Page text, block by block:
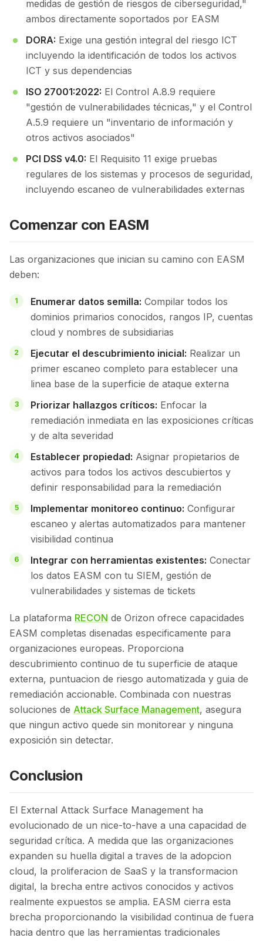
medidas de gestión de riesgos de ciberseguridad,"
ambos directamente soportados por EASM
DORA: Exige una gestión integral del riesgo ICT
incluyendo la identificación de todos los activos
ICT y sus dependencias
ISO 27001:2022: El Control A.8.9 requiere
"gestión de vulnerabilidades técnicas," y el Control
A.5.9 requiere un "inventario de información y
otros activos asociados"
PCI DSS v4.0: El Requisito 11 exige pruebas
regulares de los sistemas y procesos de seguridad,
incluyendo escaneo de vulnerabilidades externas
Comenzar con EASM
Las organizaciones que inician su camino con EASM
deben:
Enumerar datos semilla: Compilar todos los
dominios primarios conocidos, rangos IP, cuentas
cloud y nombres de subsidiarias
Ejecutar el descubrimiento inicial: Realizar un
primer escaneo completo para establecer una
linea base de la superficie de ataque externa
Priorizar hallazgos críticos: Enfocar la
remediación inmediata en las exposiciones críticas
y de alta severidad
Establecer propiedad: Asignar propietarios de
activos para todos los activos descubiertos y
definir responsabilidad para la remediación
Implementar monitoreo continuo: Configurar
escaneo y alertas automatizados para mantener
visibilidad continua
Integrar con herramientas existentes: Conectar
los datos EASM con tu SIEM, gestión de
vulnerabilidades y sistemas de tickets
La plataforma RECON de Orizon ofrece capacidades
EASM completas disenadas especificamente para
organizaciones europeas. Proporciona
descubrimiento continuo de tu superficie de ataque
externa, puntuacion de riesgo automatizada y guia de
remediación accionable. Combinada con nuestras
soluciones de Attack Surface Management, asegura
que ningun activo quede sin monitorear y ninguna
exposición sin detectar.
Conclusion
El External Attack Surface Management ha
evolucionado de un nice-to-have a una capacidad de
seguridad crítica. A medida que las organizaciones
expanden su huella digital a traves de la adopcion
cloud, la proliferacion de SaaS y la transformacion
digital, la brecha entre activos conocidos y activos
realmente expuestos se amplia. EASM cierra esta
brecha proporcionando la visibilidad continua de fuera
hacia dentro que las herramientas tradicionales